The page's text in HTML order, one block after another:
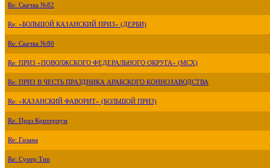
Re: Скачка №82
Re: «БОЛЬШОЙ КАЗАНСКИЙ ПРИЗ» (ДЕРБИ)
Re: Скачка №80
Re: ПРИЗ «ПОВОЛЖСКОГО ФЕДЕРАЛЬНОГО ОКРУГА» (МСХ)
Re: ПРИЗ В ЧЕСТЬ ПРАЗДНИКА АРАБСКОГО КОННОЗАВОДСТВА
Re: «КАЗАНСКИЙ ФАВОРИТ» (БОЛЬШОЙ ПРИЗ)
Re: Приз Критериум
Re: Гизана
Re: Супер Тип